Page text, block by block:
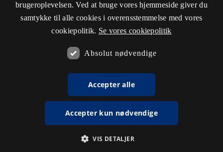
brugeroplevelsen. Ved at bruge vores hjemmeside giver du
samtykke til alle cookies i overensstemmelse med vores
cookiepolitik. Se vores cookiepolitik
Absolut nødvendige
Accepter alle
Accepter kun nødvendige
VIS DETALJER